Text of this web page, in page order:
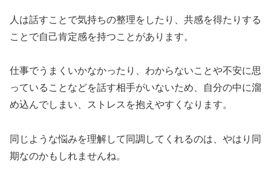
人は話すことで気持ちの整理をしたり、共感を得たりする
ことで自己肯定感を持つことがあります。
仕事でうまくいかなかったり、わからないことや不安に思
っていることなどを話す相手がいないため、自分の中に溜
め込んでしまい、ストレスを抱えやすくなります。
同じような悩みを理解して同調してくれるのは、やはり同
期なのかもしれませんね。